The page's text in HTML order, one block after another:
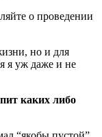
о проведении
но и для
я уж даже и не
каких либо